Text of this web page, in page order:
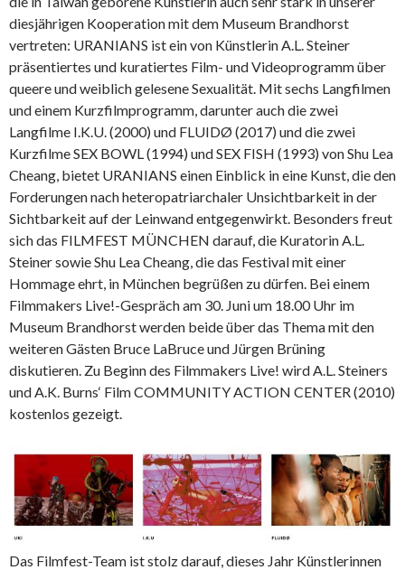
diesjährigen Kooperation mit dem Museum Brandhorst
vertreten: URANIANS ist ein von Künstlerin A.L. Steiner
präsentiertes und kuratiertes Film- und Videoprogramm über
queere und weiblich gelesene Sexualität. Mit sechs Langfilmen
und einem Kurzfilmprogramm, darunter auch die zwei
Langfilme I.K.U. (2000) und FLUIDØ (2017) und die zwei
Kurzfilme SEX BOWL (1994) und SEX FISH (1993) von Shu Lea
Cheang, bietet URANIANS einen Einblick in eine Kunst, die den
Forderungen nach heteropatriarchaler Unsichtbarkeit in der
Sichtbarkeit auf der Leinwand entgegenwirkt. Besonders freut
sich das FILMFEST MÜNCHEN darauf, die Kuratorin A.L.
Steiner sowie Shu Lea Cheang, die das Festival mit einer
Hommage ehrt, in München begrüßen zu dürfen. Bei einem
Filmmakers Live!-Gespräch am 30. Juni um 18.00 Uhr im
Museum Brandhorst werden beide über das Thema mit den
weiteren Gästen Bruce LaBruce und Jürgen Brüning
diskutieren. Zu Beginn des Filmmakers Live! wird A.L. Steiners
und A.K. Burns‘ Film COMMUNITY ACTION CENTER (2010)
kostenlos gezeigt.
Das Filmfest-Team ist stolz darauf, dieses Jahr Künstlerinnen